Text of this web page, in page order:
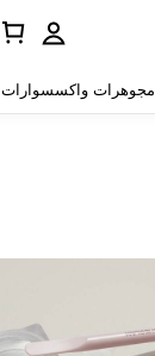
مجوهرات واكسسوارات